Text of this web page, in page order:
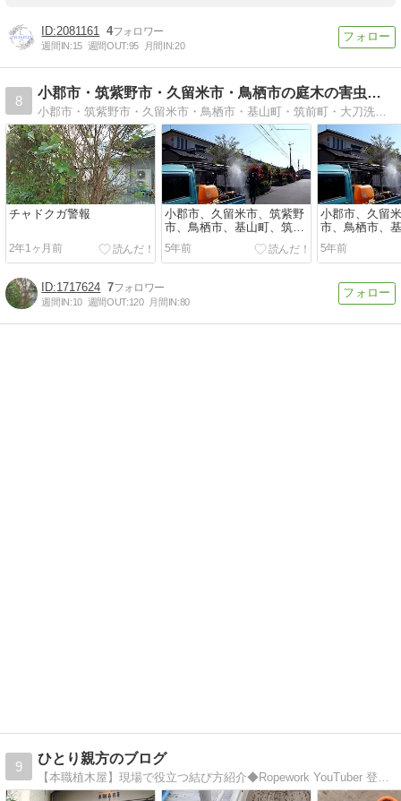
2081161 4
週間IN:15 週間OUT:95 月間IN:20
8
小郡市・筑紫野市・久留米市・鳥栖市の庭木の害虫駆除専門店
小郡市・筑紫野市・久留米市・鳥栖市・基山町・筑前町・大刀洗町でイラガ・チャドクガ等の毛虫や害虫を消毒・駆除しています。植木やバラ等花木の病気の消毒も対応します。
チャドクガ警報
2年1ヶ月前
小郡市、久留米市、筑紫野
市、鳥栖市、基山町、筑前
町、大刀洗町で毛虫・庭木
の害虫の駆除・消毒をして
います。
5年前
小郡市、久留
市、鳥栖市、
町、大刀洗町
の害虫の駆除
います。
5年前
1717624 7
週間IN:10 週間OUT:120 月間IN:80
9
ひとり親方のブログ